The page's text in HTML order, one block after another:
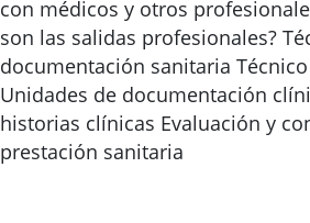
con médicos y otros
son las salidas profesionales?
documentación sanitaria
Unidades de documentación
historias clínicas Evaluación y
prestación sanitaria